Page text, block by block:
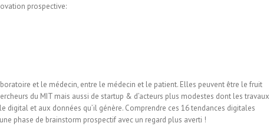
prospective:
et le médecin, entre le médecin et le patient. Elles peuvent être le fruit
du MIT mais aussi de startup & d’acteurs plus modestes dont les travaux
et aux données qu’il génère. Comprendre ces 16 tendances digitales
phase de brainstorm prospectif avec un regard plus averti !